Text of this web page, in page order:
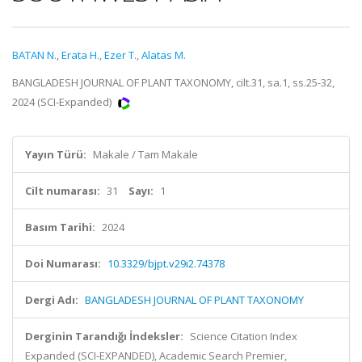
BATAN N.,Erata H.,Ezer T.,Alatas M.
BANGLADESH JOURNAL OF PLANT TAXONOMY, cilt.31, sa.1, ss.25-32,
2024 (SCI-Expanded)
Yayın Türü: Makale / Tam Makale
Cilt numarası: 31 Sayı: 1
Basım Tarihi: 2024
Doi Numarası: 10.3329/bjpt.v29i2.74378
Dergi Adı: BANGLADESH JOURNAL OF PLANT TAXONOMY
Derginin Tarandığı İndeksler: Science Citation Index
Expanded (SCI-EXPANDED), Academic Search Premier,